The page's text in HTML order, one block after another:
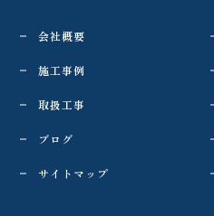
会社概要
施工事例
取扱工事
ブログ
サイトマップ